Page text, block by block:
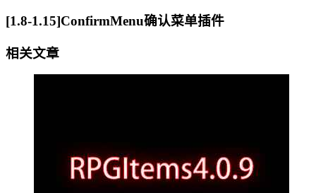
[1.8-1.15]ConfirmMenu确认菜单插件
相关文章